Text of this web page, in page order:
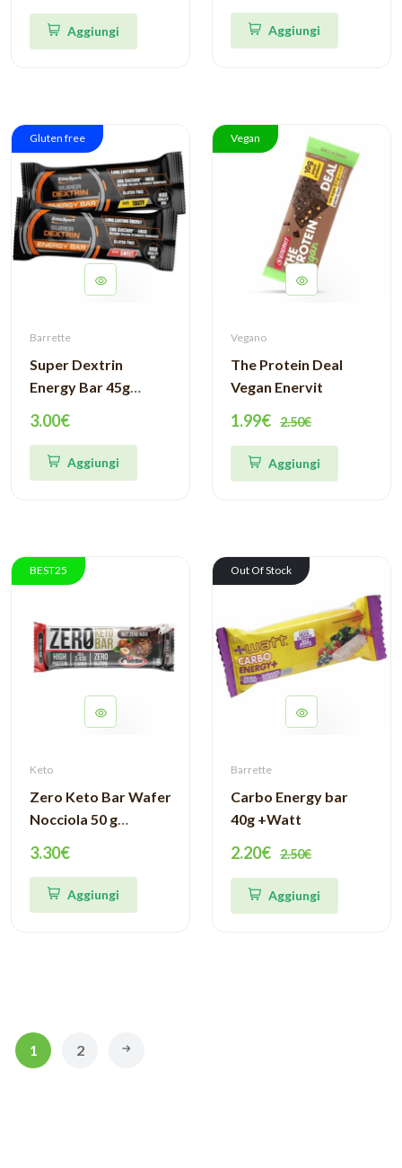
Aggiungi Aggiungi
Gluten free
Barrette
Super Dextrin
Energy Bar 45g
3.00€
Aggiungi
Vegan
Vegano
The Protein Deal
Vegan Enervit
1.99€ 2.50€
Aggiungi
BEST25
Keto
Zero Keto Bar Wafer
Nocciola 50 g
3.30€
Aggiungi
Out Of Stock
Barrette
Carbo Energy bar
40g +Watt
2.20€ 2.50€
Aggiungi
1 2